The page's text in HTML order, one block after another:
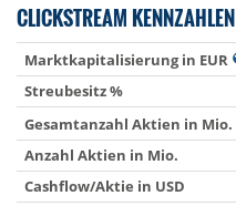
CLICKSTREAM KENNZAHLEN
Marktkapitalisierung in EUR
Streubesitz %
Gesamtanzahl Aktien in Mio.
Anzahl Aktien in Mio.
Cashflow/Aktie in USD